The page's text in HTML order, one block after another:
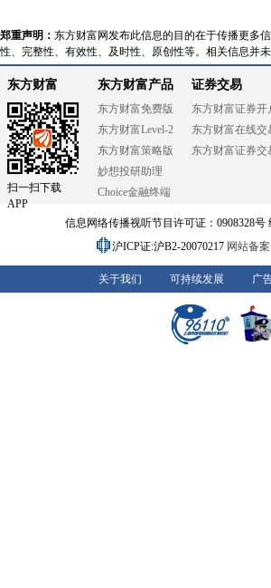
郑重声明： 东方财富网发布此信息的目的在于传播更多
性、完整性、有效性、及时性、原创性等。相关信息并
东方财富
扫一扫下载
APP
东方财富产品
东方财富免费版
东方财富Level-2
东方财富策略版
妙想投研助理
Choice金融终端
证券交易
东方财富证券开
东方财富在线交
东方财富证券交
信息网络传播视听节目许可证：0908328号
沪ICP证:沪B2-20070217 网站备
关于我们 可持续发展 广